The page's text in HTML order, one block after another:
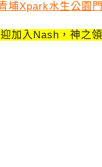
埔Xpark水生公園
加入Nash，神之